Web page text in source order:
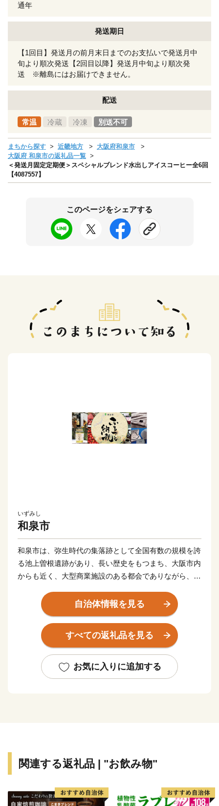
通年
発送期日
【1回目】発送月の前月末日までのお支払いで発送月中
旬より順次発送【2回目以降】発送月中旬より順次発
送 ※離島にはお届けできません。
配送
常温 冷蔵 冷凍 別送不可
まちから探す 近畿地方
大阪府和泉市
大阪府 和泉市の返礼品一覧
＜発送月固定定期便＞スペシャルブレンド水出しアイスコーヒー全6回
【4087557】
このページをシェアする
いずみし
和泉市
和泉市は、弥生時代の集落跡として全国有数の規模を誇
る池上曽根遺跡があり、長い歴史をもつまち、大阪市内
からも近く、大型商業施設のある都会でありながら、昔
ニックも気軽に楽しめるトカイナカなまち和泉市です。
自治体情報を見る
すべての返礼品を見る
お気に入りに追加する
関連する返礼品 | "お飲み物"